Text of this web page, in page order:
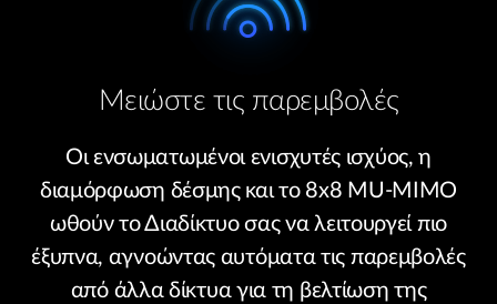
Μειώστε τις παρεμβολές
Οι ενσωματωμένοι ενισχυτές ισχύος, η
διαμόρφωση δέσμης και το 8x8 MU-MIMO
ωθούν το Διαδίκτυο σας να λειτουργεί πιο
έξυπνα, αγνοώντας αυτόματα τις παρεμβολές
από άλλα δίκτυα για τη βελτίωση της